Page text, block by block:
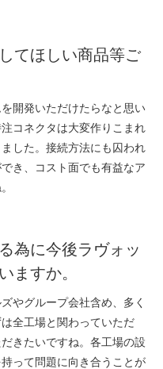
てほしい商品等ご
開発いただけたらなと思い
コネクタは大変作りこまれ
した。接続方法にも囚われ
き、コスト面でも有益なア
為に今後ラヴォッ
ますか。
やグループ会社含め、多く
全工場と関わっていただ
きたいですね。各工場の設
って問題に向き合うことが